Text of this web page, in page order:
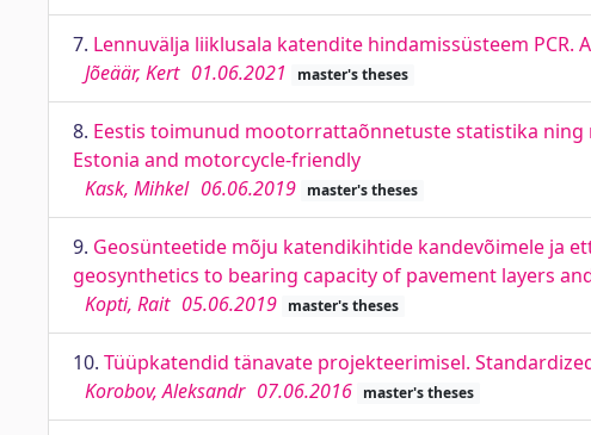
7. Lennuvälja liiklusala katendite hindamissüsteem PCR.
Jõeäär, Kert 01.06.2021 master's theses
8. Eestis toimunud mootorrattaõnnetuste statistika
Estonia and motorcycle-friendly
Kask, Mihkel 06.06.2019 master's theses
9. Geosünteetide mõju katendikihtide kandevõimele ja
geosynthetics to bearing capacity of pavement layers
Kopti, Rait 05.06.2019 master's theses
10. Tüüpkatendid tänavate projekteerimisel.
Korobov, Aleksandr 07.06.2016 master's theses